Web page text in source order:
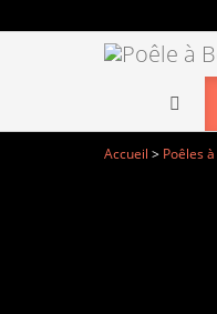
Accueil > Poêles